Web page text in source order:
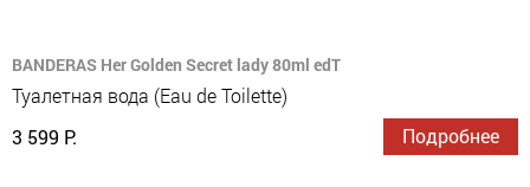
BANDERAS Her Golden Secret lady 80ml edT
Туалетная вода (Eau de Toilette)
3 599 Р.
Подробнее